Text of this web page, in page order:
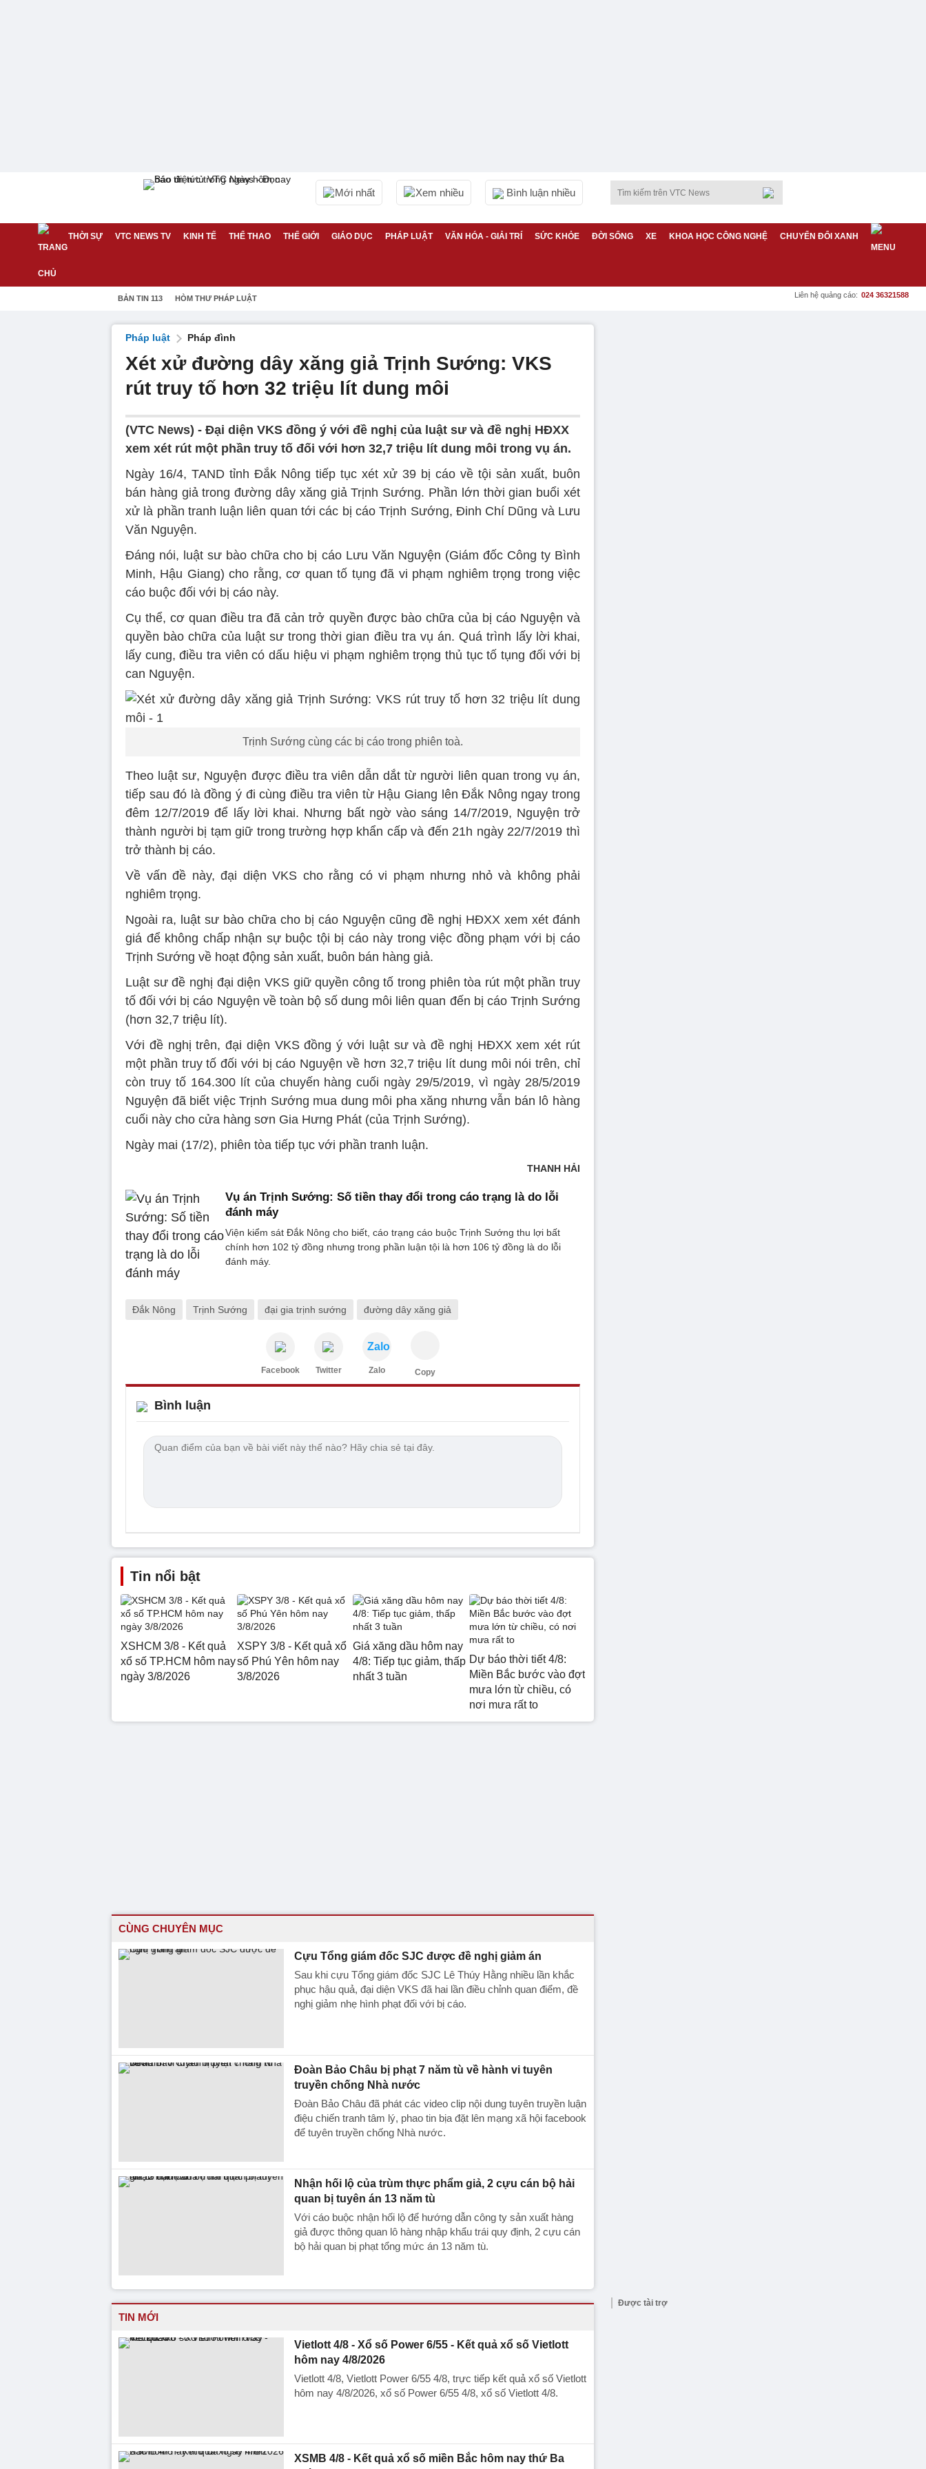
Mới nhất Xem nhiều Bình luận nhiều
THỜI SỰ VTC NEWS TV KINH TẾ THỂ THAO THẾ GIỚI GIÁO DỤC PHÁP LUẬT VĂN HÓA - GIẢI TRÍ SỨC KHỎE ĐỜI SỐNG XE KHOA HỌC CÔNG NGHỆ CHUYỂN ĐỔI XANH
BẢN TIN 113 HÒM THƯ PHÁP LUẬT Liên hệ quảng cáo: 024 36321588
Pháp luật Pháp đình
Xét xử đường dây xăng giả Trịnh Sướng: VKS
rút truy tố hơn 32 triệu lít dung môi
(VTC News) - Đại diện VKS đồng ý với đề nghị của luật sư và đề nghị HĐXX
xem xét rút một phần truy tố đối với hơn 32,7 triệu lít dung môi trong vụ án.
Ngày 16/4, TAND tỉnh Đắk Nông tiếp tục xét xử 39 bị cáo về tội sản xuất, buôn
bán hàng giả trong đường dây xăng giả Trịnh Sướng. Phần lớn thời gian buổi xét
xử là phần tranh luận liên quan tới các bị cáo Trịnh Sướng, Đinh Chí Dũng và Lưu
Văn Nguyện.
Đáng nói, luật sư bào chữa cho bị cáo Lưu Văn Nguyện (Giám đốc Công ty Bình
Minh, Hậu Giang) cho rằng, cơ quan tố tụng đã vi phạm nghiêm trọng trong việc
cáo buộc đối với bị cáo này.
Cụ thể, cơ quan điều tra đã cản trở quyền được bào chữa của bị cáo Nguyện và
quyền bào chữa của luật sư trong thời gian điều tra vụ án. Quá trình lấy lời khai,
lấy cung, điều tra viên có dấu hiệu vi phạm nghiêm trọng thủ tục tố tụng đối với bị
can Nguyện.
Trịnh Sướng cùng các bị cáo trong phiên toà.
Theo luật sư, Nguyện được điều tra viên dẫn dắt từ người liên quan trong vụ án,
tiếp sau đó là đồng ý đi cùng điều tra viên từ Hậu Giang lên Đắk Nông ngay trong
đêm 12/7/2019 để lấy lời khai. Nhưng bất ngờ vào sáng 14/7/2019, Nguyện trở
thành người bị tạm giữ trong trường hợp khẩn cấp và đến 21h ngày 22/7/2019 thì
trở thành bị cáo.
Về vấn đề này, đại diện VKS cho rằng có vi phạm nhưng nhỏ và không phải
nghiêm trọng.
Ngoài ra, luật sư bào chữa cho bị cáo Nguyện cũng đề nghị HĐXX xem xét đánh
giá để không chấp nhận sự buộc tội bị cáo này trong việc đồng phạm với bị cáo
Trịnh Sướng về hoạt động sản xuất, buôn bán hàng giả.
Luật sư đề nghị đại diện VKS giữ quyền công tố trong phiên tòa rút một phần truy
tố đối với bị cáo Nguyện về toàn bộ số dung môi liên quan đến bị cáo Trịnh Sướng
(hơn 32,7 triệu lít).
Với đề nghị trên, đại diện VKS đồng ý với luật sư và đề nghị HĐXX xem xét rút
một phần truy tố đối với bị cáo Nguyện về hơn 32,7 triệu lít dung môi nói trên, chỉ
còn truy tố 164.300 lít của chuyến hàng cuối ngày 29/5/2019, vì ngày 28/5/2019
Nguyện đã biết việc Trịnh Sướng mua dung môi pha xăng nhưng vẫn bán lô hàng
cuối này cho cửa hàng sơn Gia Hưng Phát (của Trịnh Sướng).
Ngày mai (17/2), phiên tòa tiếp tục với phần tranh luận.
THANH HẢI
Vụ án Trịnh Sướng: Số tiền thay đổi trong cáo trạng là do lỗi
đánh máy
Viện kiểm sát Đắk Nông cho biết, cáo trạng cáo buộc Trịnh Sướng thu lợi bất
chính hơn 102 tỷ đồng nhưng trong phần luận tội là hơn 106 tỷ đồng là do lỗi
đánh máy.
Đắk Nông Trịnh Sướng đại gia trịnh sướng đường dây xăng giả
Facebook Twitter
Zalo
Zalo Copy
Bình luận
Tin nổi bật
XSHCM 3/8 - Kết quả
xổ số TP.HCM hôm nay
ngày 3/8/2026
XSPY 3/8 - Kết quả xổ
số Phú Yên hôm nay
3/8/2026
Giá xăng dầu hôm nay
4/8: Tiếp tục giảm, thấp
nhất 3 tuần
Dự báo thời tiết 4/8:
Miền Bắc bước vào đợt
mưa lớn từ chiều, có
nơi mưa rất to
CÙNG CHUYÊN MỤC
Cựu Tổng giám đốc SJC được đề nghị giảm án
Sau khi cựu Tổng giám đốc SJC Lê Thúy Hằng nhiều lần khắc
phục hậu quả, đại diện VKS đã hai lần điều chỉnh quan điểm, đề
nghị giảm nhẹ hình phạt đối với bị cáo.
Đoàn Bảo Châu bị phạt 7 năm tù về hành vi tuyên
truyền chống Nhà nước
Đoàn Bảo Châu đã phát các video clip nội dung tuyên truyền luận
điệu chiến tranh tâm lý, phao tin bịa đặt lên mạng xã hội facebook
để tuyên truyền chống Nhà nước.
Nhận hối lộ của trùm thực phẩm giả, 2 cựu cán bộ hải
quan bị tuyên án 13 năm tù
Với cáo buộc nhận hối lộ để hướng dẫn công ty sản xuất hàng
giả được thông quan lô hàng nhập khẩu trái quy định, 2 cựu cán
bộ hải quan bị phạt tổng mức án 13 năm tù.
TIN MỚI
Vietlott 4/8 - Xổ số Power 6/55 - Kết quả xổ số Vietlott
hôm nay 4/8/2026
Vietlott 4/8, Vietlott Power 6/55 4/8, trực tiếp kết quả xổ số Vietlott
hôm nay 4/8/2026, xổ số Power 6/55 4/8, xổ số Vietlott 4/8.
XSMB 4/8 - Kết quả xổ số miền Bắc hôm nay thứ Ba
Được tài trợ